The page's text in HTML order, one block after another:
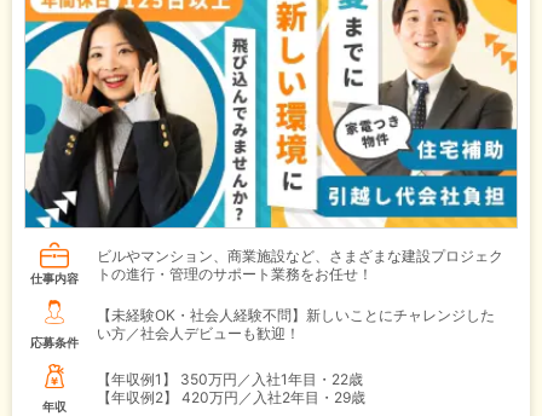
仕事内容
ビルやマンション、商業施設など、さまざまな建設プロジェク
トの進行・管理のサポート業務をお任せ！
応募条件
【未経験OK・社会人経験不問】新しいことにチャレンジした
い方／社会人デビューも歓迎！
年収
【年収例1】
350万円／入社1年目・22歳
【年収例2】
420万円／入社2年目・29歳